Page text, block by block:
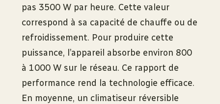
pas 3500 W par heure. Cette valeur
correspond à sa capacité de chauffe ou de
refroidissement. Pour produire cette
puissance, l’appareil absorbe environ 800
à 1000 W sur le réseau. Ce rapport de
performance rend la technologie efficace.
En moyenne, un climatiseur réversible